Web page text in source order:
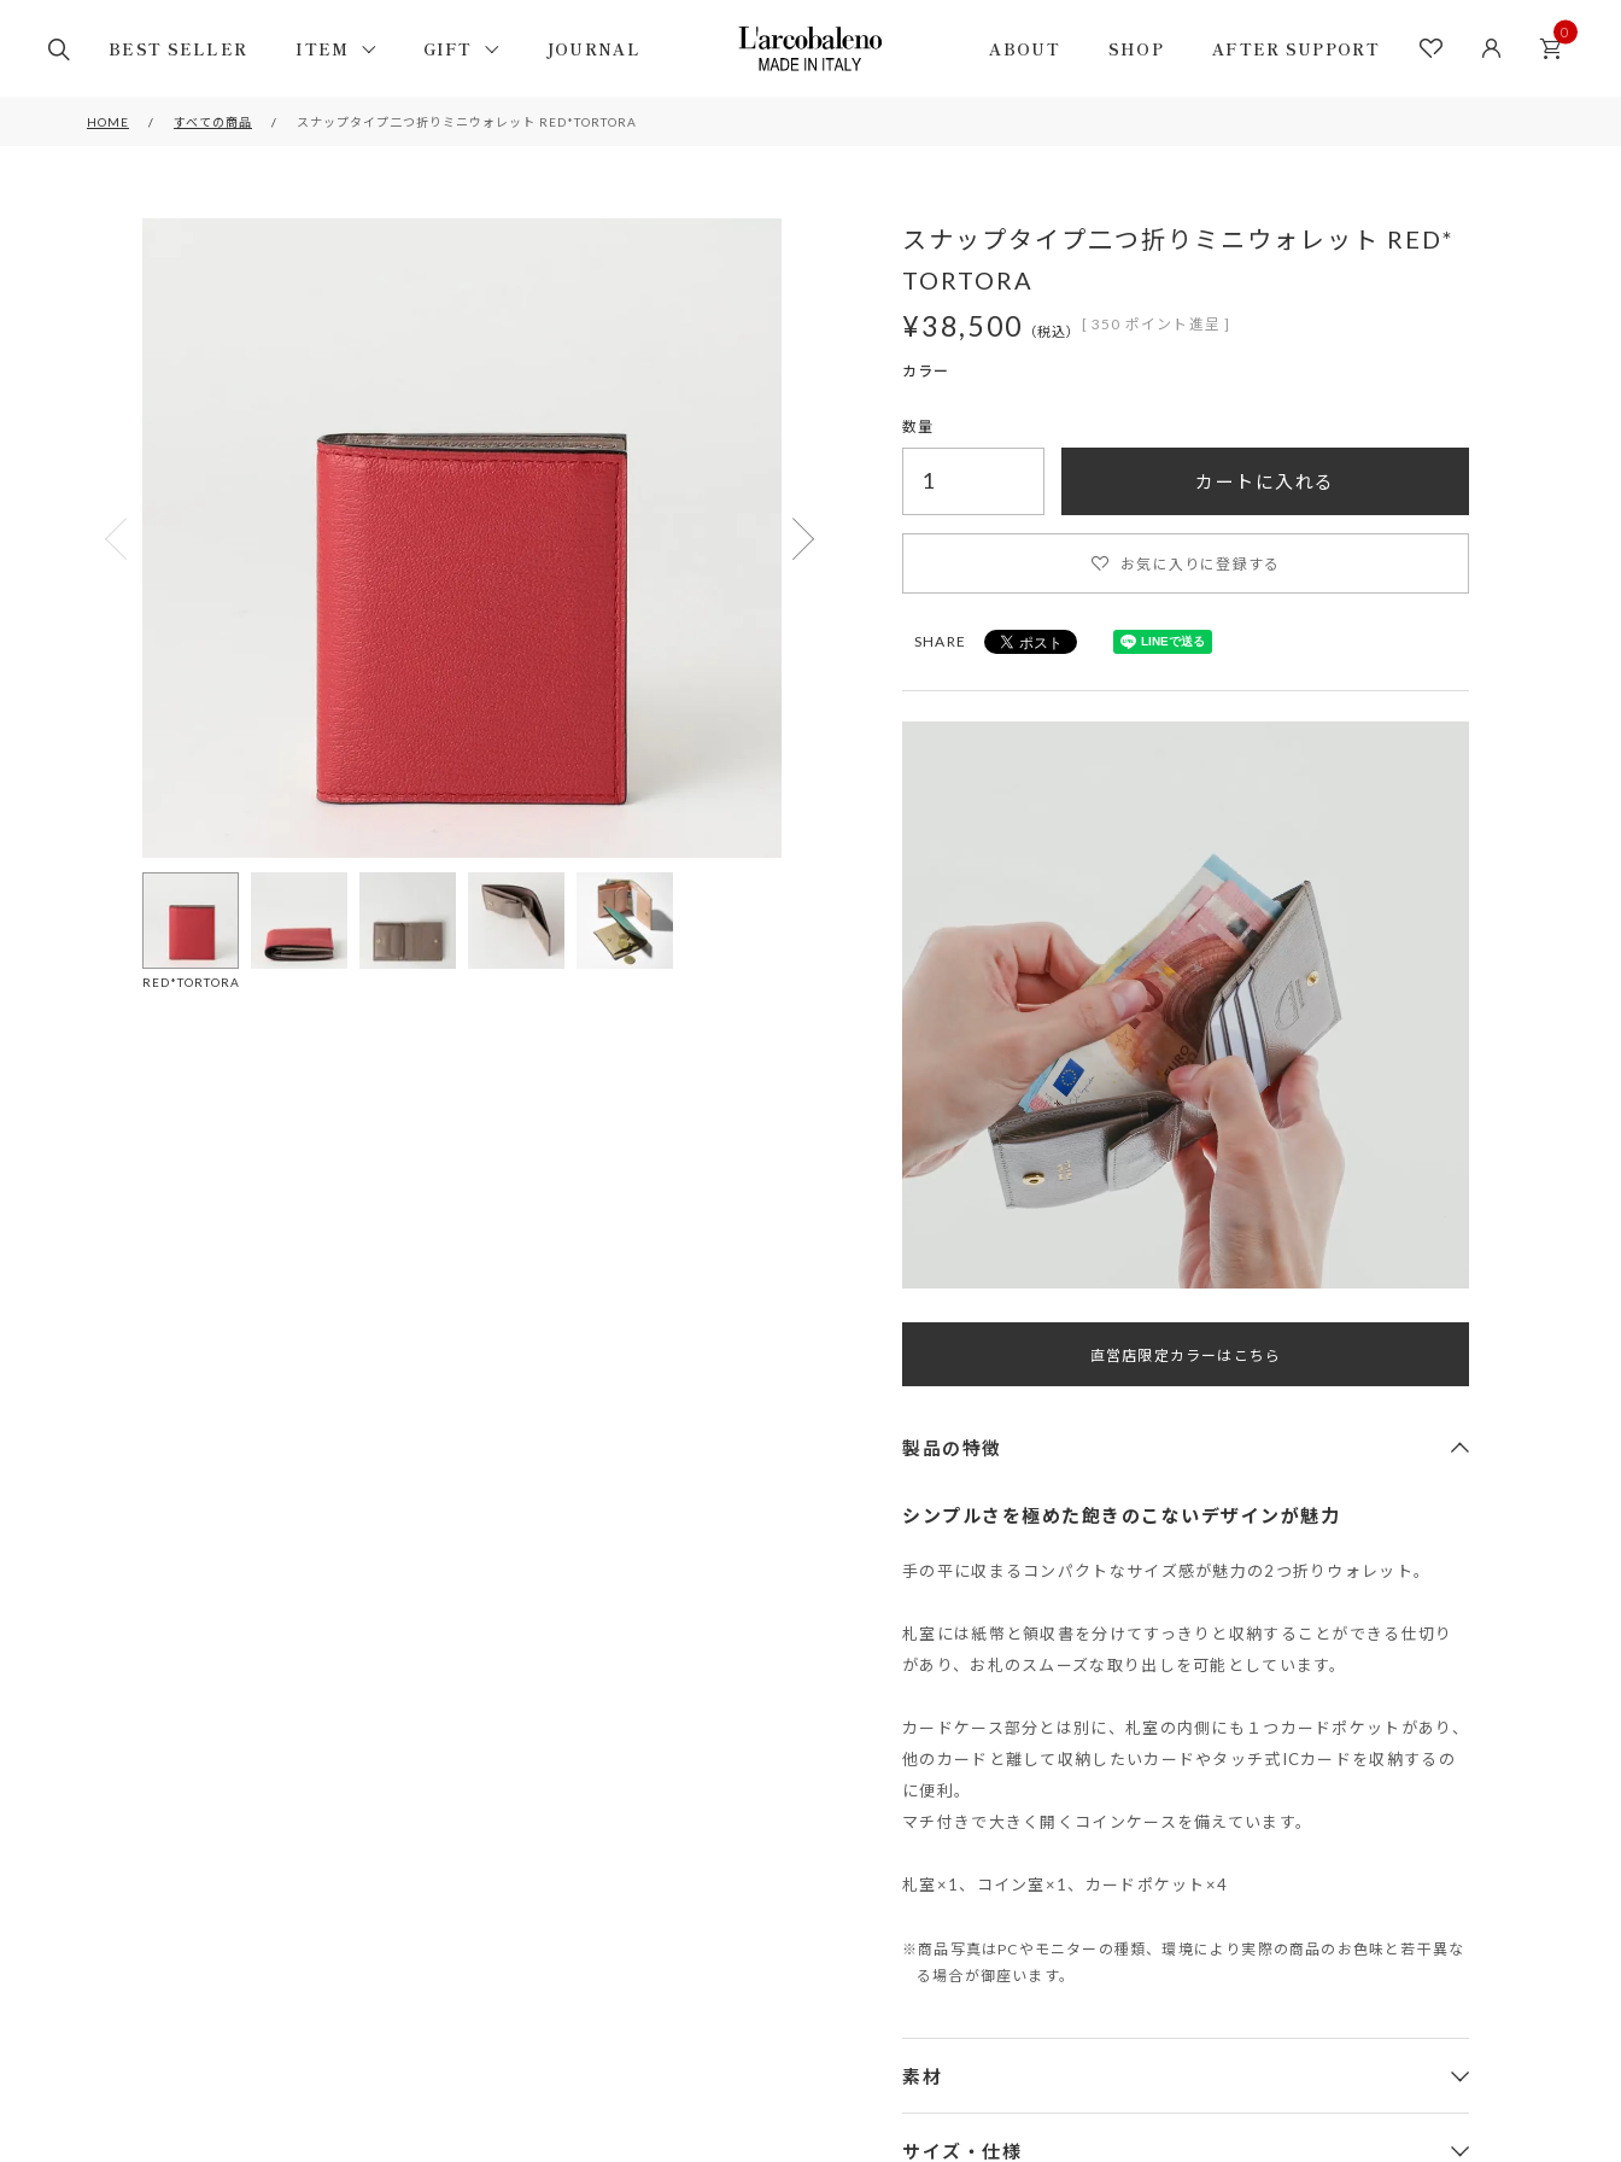
BEST SELLER ITEM GIFT JOURNAL ABOUT SHOP AFTER SUPPORT
0
HOME すべての商品 スナップタイプ二つ折りミニウォレット RED*TORTORA
RED*TORTORA
スナップタイプ二つ折りミニウォレット RED*
TORTORA
¥38,500 税込 [ 350 ポイント進呈 ]
お気に入りに登録する
カートに入れる
SHARE
直営店限定カラーはこちら
製品の特徴
シンプルさを極めた飽きのこないデザインが魅力
手の平に収まるコンパクトなサイズ感が魅力の2つ折りウォレット。
札室には紙幣と領収書を分けてすっきりと収納することができる仕切り
があり、お札のスムーズな取り出しを可能としています。
カードケース部分とは別に、札室の内側にも１つカードポケットがあり、
他のカードと離して収納したいカードやタッチ式ICカードを収納するの
に便利。
マチ付きで大きく開くコインケースを備えています。
札室×1、コイン室×1、カードポケット×4
※商品写真はPCやモニターの種類、環境により実際の商品のお色味と若干異な
る場合が御座います。
素材
サイズ・仕様